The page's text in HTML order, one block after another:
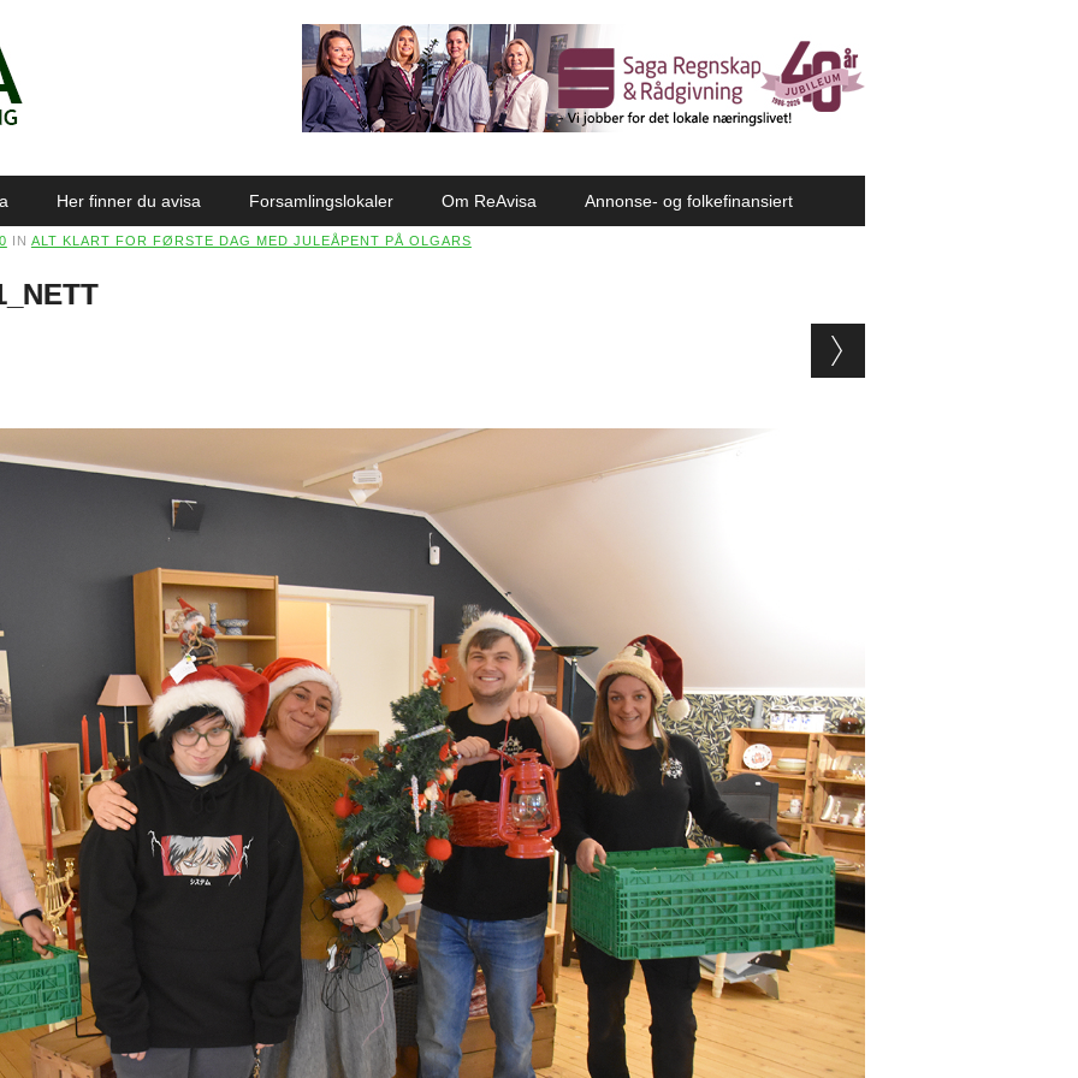
Her finner du avisa Forsamlingslokaler Om ReAvisa Annonse- og folkefinansiert
IN ALT KLART FOR FØRSTE DAG MED JULEÅPENT PÅ OLGARS